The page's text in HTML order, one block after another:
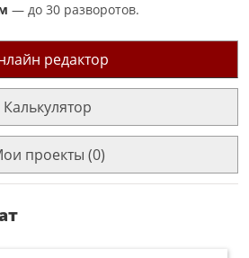
— до 30 разворотов.
редактор
Калькулятор
проекты (0)